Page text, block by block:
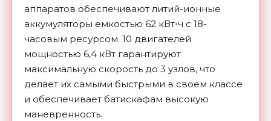
аппаратов обеспечивают литий-ионные
аккумуляторы емкостью 62 кВт⋅ч с 18-
часовым ресурсом. 10 двигателей
мощностью 6,4 кВт гарантируют
максимальную скорость до 3 узлов, что
делает их самыми быстрыми в своем классе
и обеспечивает батискафам высокую
маневренность.